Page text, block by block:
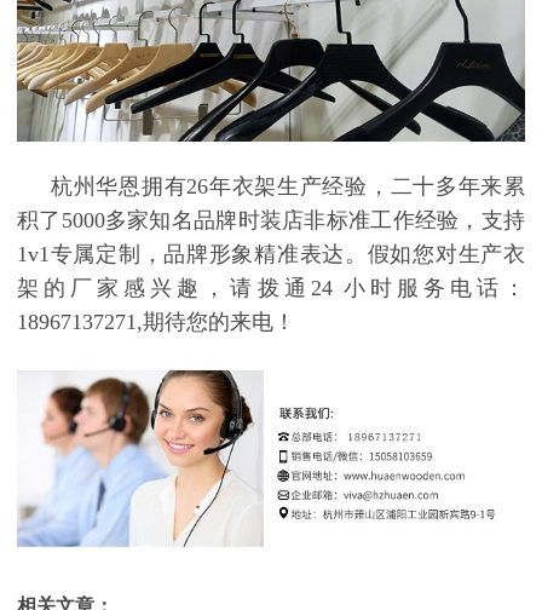
杭州华恩拥有26年衣架生产经验，二十多年来累
积了 5000多家知名品牌时装店非标准工作经验，支持
1v1专属定制，品牌形象精准表达。假如您对生产衣
架的厂家 感兴趣，请拨通 24 小时服务电话：
18967137271,期待您的来电！
相关文章：